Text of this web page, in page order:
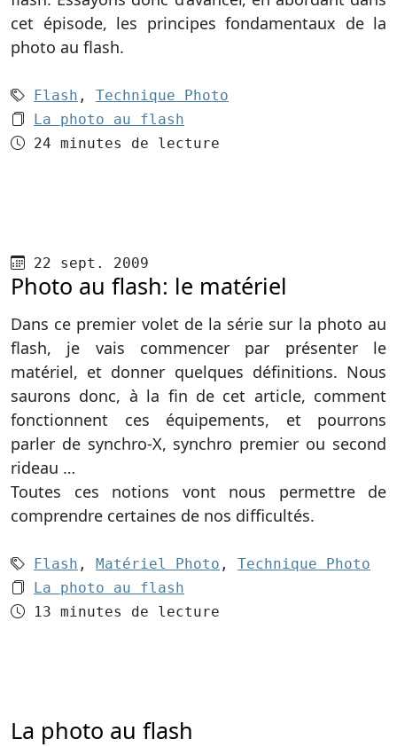
cet épisode, les principes fondamentaux de la
photo au flash.
Mots-clés (2):
Flash , Technique Photo
Le dossier 1:
La photo au flash
Temps de lecture
24 minutes de lecture
Publié le
22 sept. 2009
Photo au flash: le matériel
Dans ce premier volet de la série sur la photo au
flash, je vais commencer par présenter le
matériel, et donner quelques définitions. Nous
saurons donc, à la fin de cet article, comment
fonctionnent ces équipements, et pourrons
parler de synchro-X, synchro premier ou second
rideau …
Toutes ces notions vont nous permettre de
comprendre certaines de nos difficultés.
Mots-clés (3):
Flash , Matériel Photo , Technique Photo
Le dossier 1:
La photo au flash
Temps de lecture
13 minutes de lecture
La photo au flash